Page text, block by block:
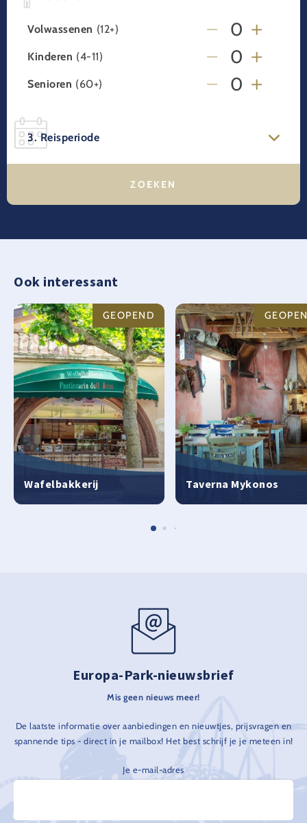
Volwassenen (12+)
Kinderen (4-11)
Senioren (60+)
3. Reisperiode
Ook interessant
GEOPEND
Wafelbakkerij Taverna Mykonos
Europa-Park-nieuwsbrief
Mis geen nieuws meer!
De laatste informatie over aanbiedingen en nieuwtjes, prijsvragen en
spannende tips - direct in je mailbox! Het best schrijf je je meteen in!
Je e-mail-adres